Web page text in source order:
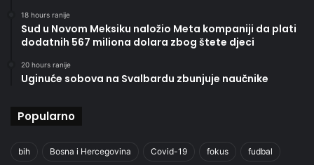
18 hours ranije
Sud u Novom Meksiku naložio Meta kompaniji da plati
dodatnih 567 miliona dolara zbog štete djeci
20 hours ranije
Uginuće sobova na Svalbardu zbunjuje naučnike
Popularno
bih Bosna i Hercegovina Covid-19 fokus fudbal